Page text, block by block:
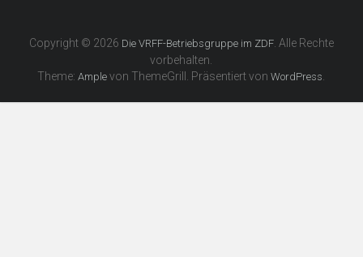
Copyright © 2026 Die VRFF-Betriebsgruppe im ZDF. Alle Rechte
vorbehalten.
Theme:Ample von ThemeGrill. Präsentiert vonWordPress